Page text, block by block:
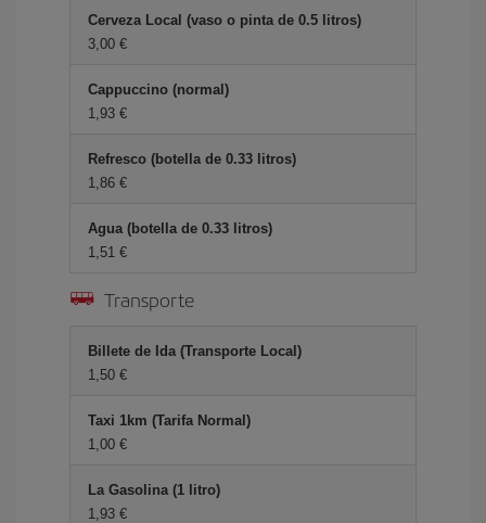
Cerveza Local (vaso o pinta de 0.5 litros)
3,00 €
Cappuccino (normal)
1,93 €
Refresco (botella de 0.33 litros)
1,86 €
Agua (botella de 0.33 litros)
1,51 €
Transporte
Billete de Ida (Transporte Local)
1,50 €
Taxi 1km (Tarifa Normal)
1,00 €
La Gasolina (1 litro)
1,93 €